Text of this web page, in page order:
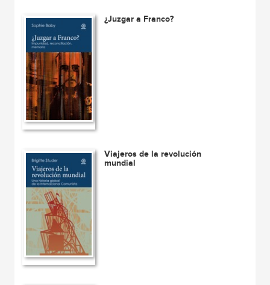
¿Juzgar a Franco?
Viajeros de la revolución
mundial